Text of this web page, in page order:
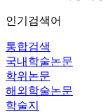
인기검색어
통합검색
국내학술논문
학위논문
해외학술논문
학술지